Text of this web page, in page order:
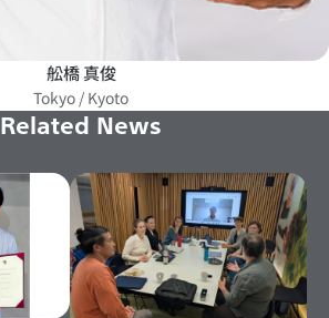
舩橋 真俊
Tokyo / Kyoto
Related News